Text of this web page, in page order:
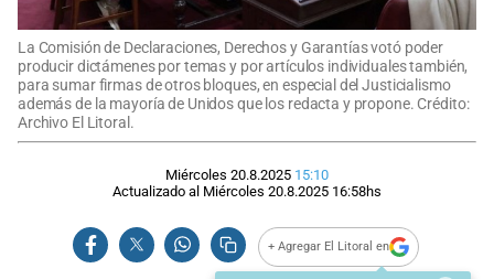
La Comisión de Declaraciones, Derechos y Garantías votó poder
producir dictámenes por temas y por artículos individuales también,
para sumar firmas de otros bloques, en especial del Justicialismo
además de la mayoría de Unidos que los redacta y propone. Crédito:
Archivo El Litoral.
Miércoles 20.8.2025 15:10
Actualizado al Miércoles 20.8.2025 16:58hs
+ Agregar El Litoral en